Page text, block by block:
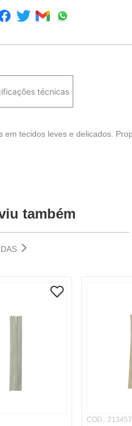
técnicas
tecidos leves e delicados.
também
COD.: